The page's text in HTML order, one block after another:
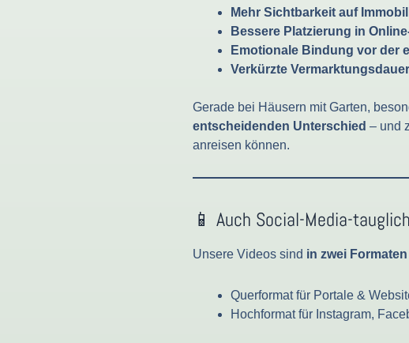
Mehr Sichtbarkeit auf
Bessere Platzierung in
Emotionale Bindung vor der
Verkürzte
Gerade bei Häusern mit Garten,
entscheidenden Unterschied – und
anreisen können.
📱 Auch Social-Media-tauglich
Unsere Videos sind in zwei Formaten
Querformat für Portale &
Hochformat für Instagram,